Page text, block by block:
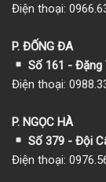
Điện thoại:
P. ĐỐNG ĐA
Số 161 -
Điện thoại:
P. NGỌC HÀ
Số 379 - Đội
Điện thoại: